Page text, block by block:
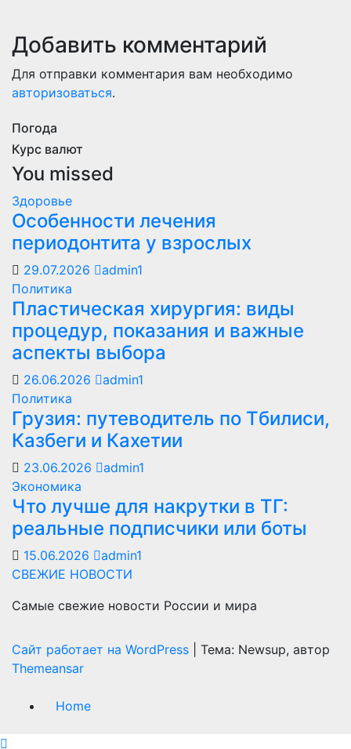
Добавить комментарий
Для отправки комментария вам необходимо
авторизоваться.
Погода
Курс валют
You missed
Здоровье
Особенности лечения
периодонтита у взрослых
29.07.2026
admin1
Политика
Пластическая хирургия: виды
процедур, показания и важные
аспекты выбора
26.06.2026
admin1
Политика
Грузия: путеводитель по Тбилиси,
Казбеги и Кахетии
23.06.2026
admin1
Экономика
Что лучше для накрутки в ТГ:
реальные подписчики или боты
15.06.2026
admin1
СВЕЖИЕ НОВОСТИ
Самые свежие новости России и мира
Сайт работает на WordPress
Тема: Newsup, автор
Themeansar
Home